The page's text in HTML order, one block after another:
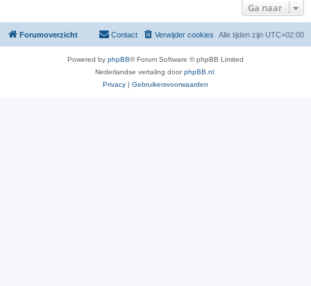
Ga naar
Forumoverzicht Alle tijden zijn UTC+02:00
Verwijder cookies
Contact
Powered by phpBB® Forum Software © phpBB Limited
Nederlandse vertaling doorphpBB.nl
Privacy | Gebruikersvoorwaarden